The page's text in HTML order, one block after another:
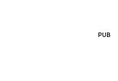
PUB